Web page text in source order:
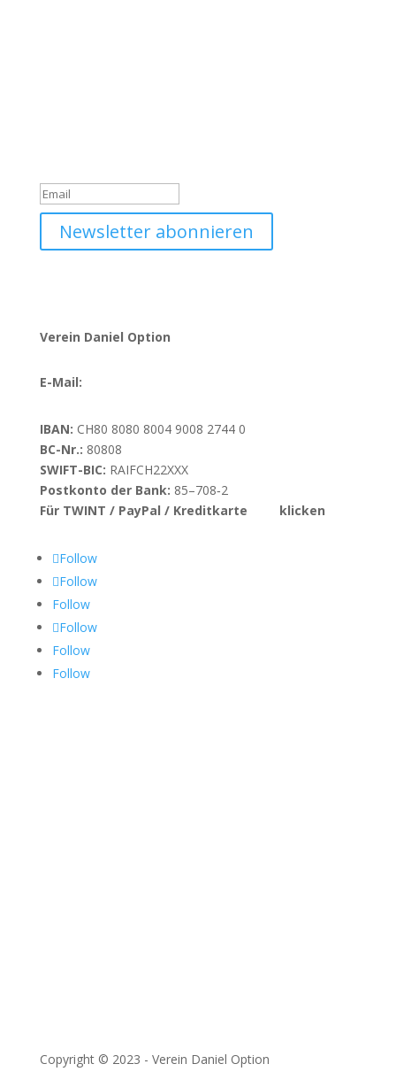
Newsletter abonnieren
Verein Daniel Option
E-Mail:
IBAN: CH80 8080 8004 9008 2744 0
BC-Nr.: 80808
SWIFT-BIC: RAIFCH22XXX
Postkonto der Bank: 85–708‑2
Für TWINT / PayPal / Kreditkarte
klicken
Follow
Follow
Follow
Follow
Follow
Follow
Copyright © 2023 - Verein Daniel Option